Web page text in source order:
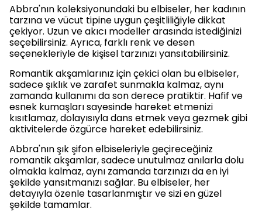
Abbra'nın koleksiyonundaki bu elbiseler, her kadının
tarzına ve vücut tipine uygun çeşitliliğiyle dikkat
çekiyor. Uzun ve akıcı modeller arasında istediğinizi
seçebilirsiniz. Ayrıca, farklı renk ve desen
seçenekleriyle de kişisel tarzınızı yansıtabilirsiniz.
Romantik akşamlarınız için çekici olan bu elbiseler,
sadece şıklık ve zarafet sunmakla kalmaz, aynı
zamanda kullanımı da son derece pratiktir. Hafif ve
esnek kumaşları sayesinde hareket etmenizi
kısıtlamaz, dolayısıyla dans etmek veya gezmek gibi
aktivitelerde özgürce hareket edebilirsiniz.
Abbra'nın şık şifon elbiseleriyle geçireceğiniz
romantik akşamlar, sadece unutulmaz anılarla dolu
olmakla kalmaz, aynı zamanda tarzınızı da en iyi
şekilde yansıtmanızı sağlar. Bu elbiseler, her
detayıyla özenle tasarlanmıştır ve sizi en güzel
şekilde tamamlar.